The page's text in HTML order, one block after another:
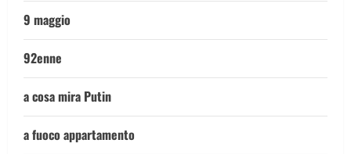
9 maggio
92enne
a cosa mira Putin
a fuoco appartamento